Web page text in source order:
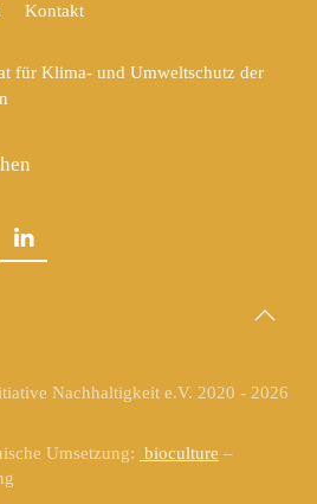
Kontakt
für Klima- und Umweltschutz der
Nachhaltigkeit e.V. 2020 - 2026
Umsetzung: bioculture –